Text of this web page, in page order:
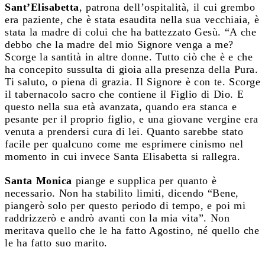
Sant’Elisabetta, patrona dell’ospitalità, il cui grembo
era paziente, che è stata esaudita nella sua vecchiaia, è
stata la madre di colui che ha battezzato Gesù. “A che
debbo che la madre del mio Signore venga a me?
Scorge la santità in altre donne. Tutto ciò che è e che
ha concepito sussulta di gioia alla presenza della Pura.
Ti saluto, o piena di grazia. Il Signore è con te. Scorge
il tabernacolo sacro che contiene il Figlio di Dio. E
questo nella sua età avanzata, quando era stanca e
pesante per il proprio figlio, e una giovane vergine era
venuta a prendersi cura di lei. Quanto sarebbe stato
facile per qualcuno come me esprimere cinismo nel
momento in cui invece Santa Elisabetta si rallegra.
Santa Monica piange e supplica per quanto è
necessario. Non ha stabilito limiti, dicendo “Bene,
piangerò solo per questo periodo di tempo, e poi mi
raddrizzerò e andrò avanti con la mia vita”. Non
meritava quello che le ha fatto Agostino, né quello che
le ha fatto suo marito.